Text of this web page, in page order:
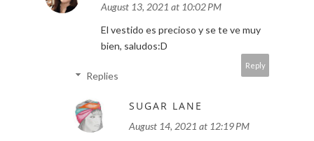
August 13, 2021 at 10:02 PM
El vestido es precioso y se te ve muy
bien, saludos:D
Reply
Replies
SUGAR LANE
August 14, 2021 at 12:19 PM